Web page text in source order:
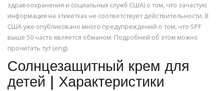
здравоохранения и социальных служб США) о том, что зачастую
информация на этикетках не соответствует действительности. В
США уже опубликовано много предупреждений о том, что SPF
выше 50 часто является обманом. Подробней об этом можно
прочитать тут (eng).
Солнцезащитный крем для
детей | Характеристики